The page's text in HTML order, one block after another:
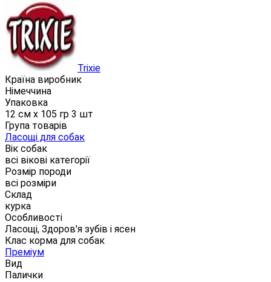
Trixie
Країна виробник
Німеччина
Упаковка
12 см х 105 гр 3 шт
Група товарів
Ласощі для собак
Вік собак
всі вікові категорії
Розмір породи
всі розміри
Склад
курка
Особливості
Ласощі, Здоров'я зубів і ясен
Клас корма для собак
Преміум
Вид
Палички